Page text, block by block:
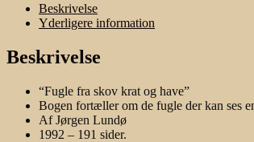
antal
Beskrivelse
Yderligere information
Beskrivelse
“Fugle fra skov krat og have”
Bogen fortæller om de fugle der kan ses
Af Jørgen Lundø
1992 – 191 sider.